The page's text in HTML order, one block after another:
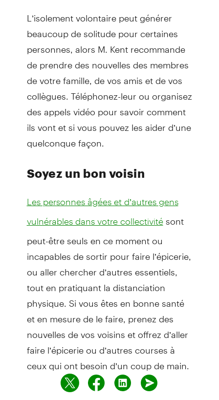
L’isolement volontaire peut générer
beaucoup de solitude pour certaines
personnes, alors M. Kent recommande
de prendre des nouvelles des membres
de votre famille, de vos amis et de vos
collègues. Téléphonez-leur ou organisez
des appels vidéo pour savoir comment
ils vont et si vous pouvez les aider d’une
quelconque façon.
Soyez un bon voisin
Les personnes âgées et d’autres gens
vulnérables dans votre collectivitésont
peut-être seuls en ce moment ou
incapables de sortir pour faire l’épicerie,
ou aller chercher d’autres essentiels,
tout en pratiquant la distanciation
physique. Si vous êtes en bonne santé
et en mesure de le faire, prenez des
nouvelles de vos voisins et offrez d’aller
faire l’épicerie ou d’autres courses à
ceux qui ont besoin d’un coup de main.